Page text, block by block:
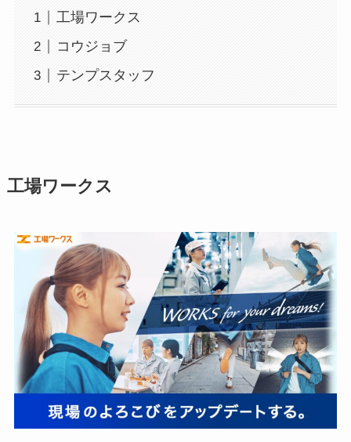
工場ワークス
コウジョブ
テンプスタッフ
工場ワークス